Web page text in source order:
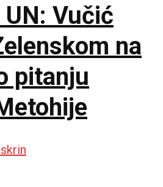
UN: Vučić
na
pitanju